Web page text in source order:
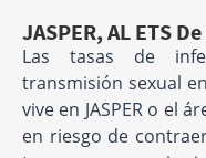
JASPER, AL ETS
Las tasas de
transmisión sexual
vive en JASPER o el
en riesgo de